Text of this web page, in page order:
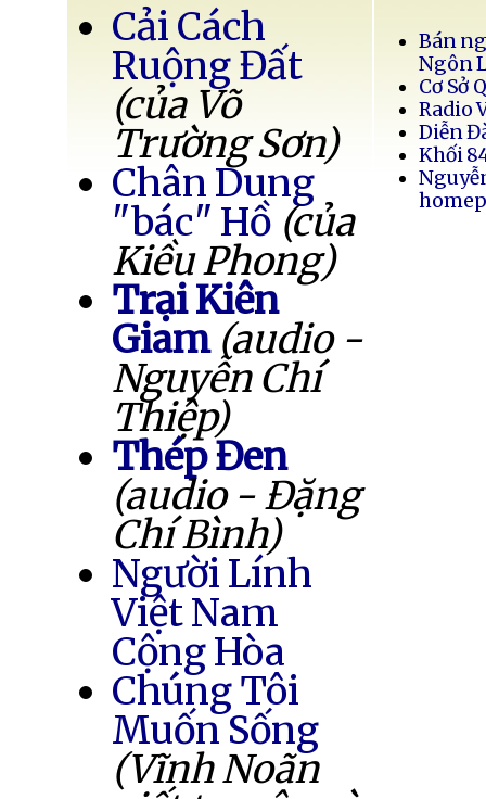
Cải Cách
Ruộng Đất
(của Võ
Trường Sơn)
Chân Dung
"bác" Hồ (của
Kiều Phong)
Trại Kiên
Giam (audio -
Nguyễn Chí
Thiệp)
Thép Đen
(audio - Đặng
Chí Bình)
Người Lính
Việt Nam
Cộng Hòa
Chúng Tôi
Muốn Sống
(Vĩnh Noãn
Bán
Ngôn
Cơ Sở
Radio
Diễn
Khối